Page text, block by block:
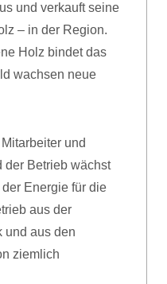
und verkauft seine
– in der Region.
Holz bindet das
wachsen neue
und
der Betrieb wächst
Energie für die
aus der
und aus den
ziemlich